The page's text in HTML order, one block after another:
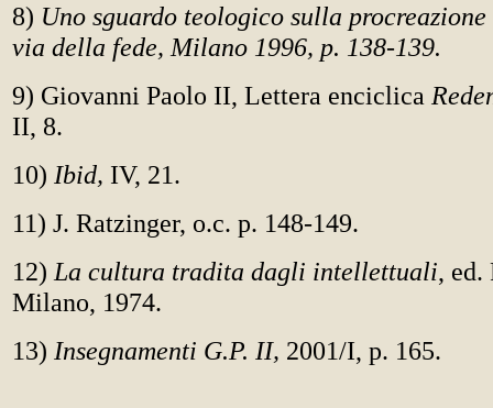
8) Uno sguardo teologico sulla
via della fede, Milano 1996, p. 138-139.
9) Giovanni Paolo II, Lettera enciclica
II, 8.
10) Ibid, IV, 21.
11) J. Ratzinger, o.c. p. 148-149.
12) La cultura tradita dagli intellettuali, ed.
Milano, 1974.
13) Insegnamenti G.P. II, 2001/I, p. 165.